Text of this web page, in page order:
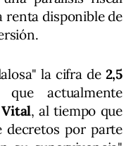
renta disponible de
la cifra de 2,5
actualmente
, al tiempo que
decretos por parte